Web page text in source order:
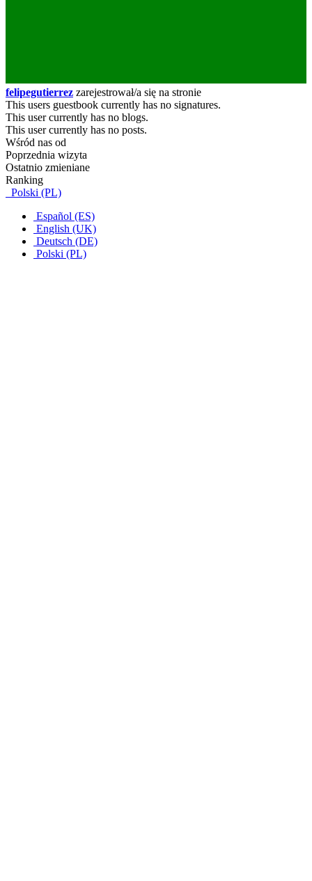
felipegutierrez zarejestrował/a się na stronie
This users guestbook currently has no signatures.
This user currently has no blogs.
This user currently has no posts.
Wśród nas od
Poprzednia wizyta
Ostatnio zmieniane
Ranking
Polski (PL)
Español (ES)
English (UK)
Deutsch (DE)
Polski (PL)